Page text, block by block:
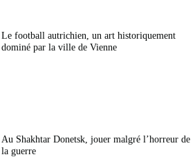
Le football autrichien, un art historiquement
dominé par la ville de Vienne
Au Shakhtar Donetsk, jouer malgré l’horreur de
la guerre